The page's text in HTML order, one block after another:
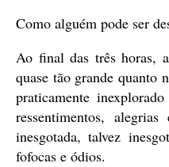
Como alguém pode ser
Ao final das três horas,
quase tão grande quanto
praticamente
ressentimentos,
inesgotada, talvez
fofocas e ódios.